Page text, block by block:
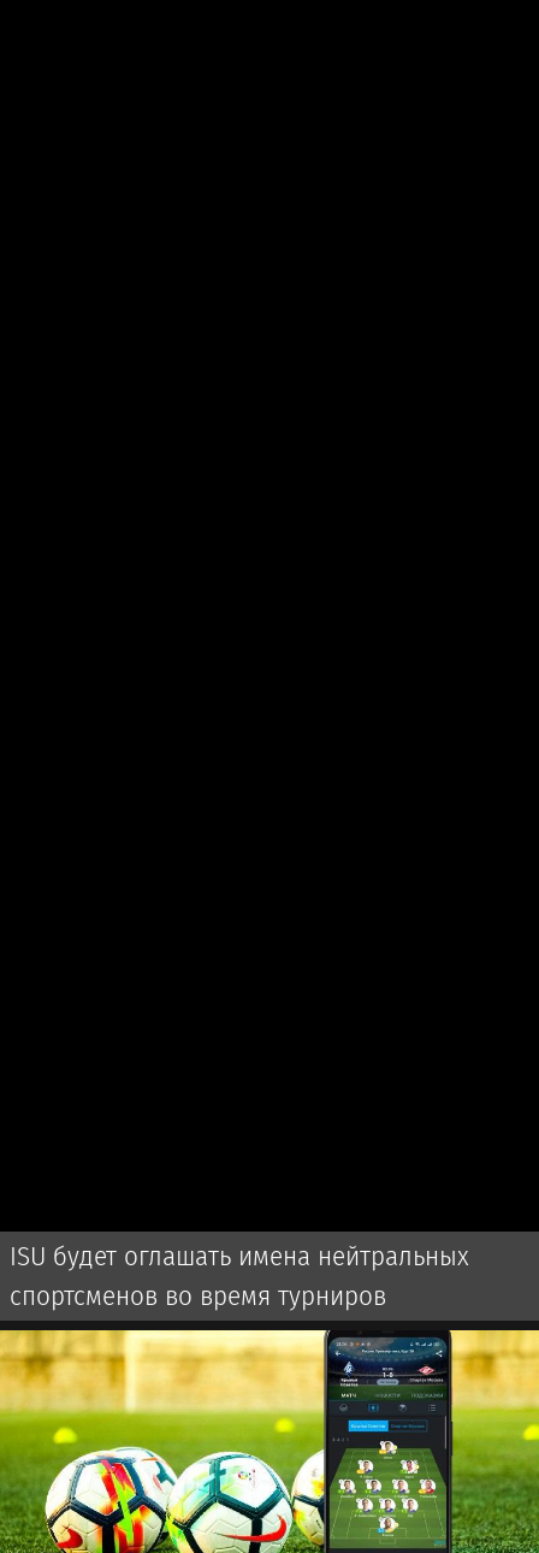
ISU будет оглашать имена нейтральных
спортсменов во время турниров